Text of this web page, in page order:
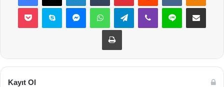
Pocket Skype MessengerWhatsAppTelegramViber Line E-Posta ile
Yazdır
Kayıt Ol